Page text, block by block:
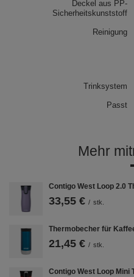
Anwendungen. Seine Höhe
des Bodens 7,5 cm. Trotz dieser
köstlichen heißen Kaffee oder
Deckel aus PP-
Sicherheitskunststoff
Reinigung
Trinksystem
Passt
Mehr
Contigo West Loop 2.0
33,55 € / stk.
Thermobecher für
21,45 € / stk.
Contigo West Loop Mini